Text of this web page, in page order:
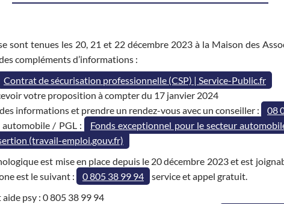
sont tenues les 20, 21 et 22 décembre 2023 à la Maison des
compléments d’informations :
Contrat de sécurisation professionnelle (CSP) | Service-Public.fr
votre proposition à compter du 17 janvier 2024
informations et prendre un rendez-vous avec un conseiller :
08
/ PGL :
Fonds exceptionnel pour le secteur
(travail-emploi.gouv.fr)
est mise en place depuis le 20 décembre 2023 et est
est le suivant :
0 805 38 99 94 service et appel gratuit.